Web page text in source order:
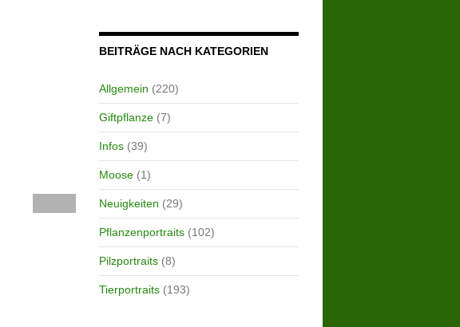
BEITRÄGE NACH KATEGORIEN
Allgemein (220)
Giftpflanze(7)
Infos(39)
Moose(1)
Neuigkeiten (29)
Pflanzenportraits(102)
Pilzportraits(8)
Tierportraits(193)